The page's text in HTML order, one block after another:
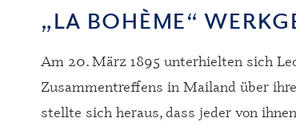
„LA BOHÈME“
Am 20. März 1895 unterhielten sich
Zusammentreffens in Mailand über
stellte sich heraus, dass jeder von